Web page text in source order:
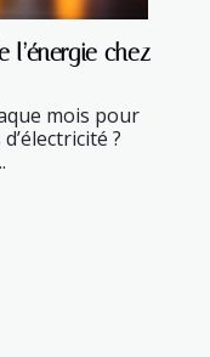
l’énergie chez
mois pour
?